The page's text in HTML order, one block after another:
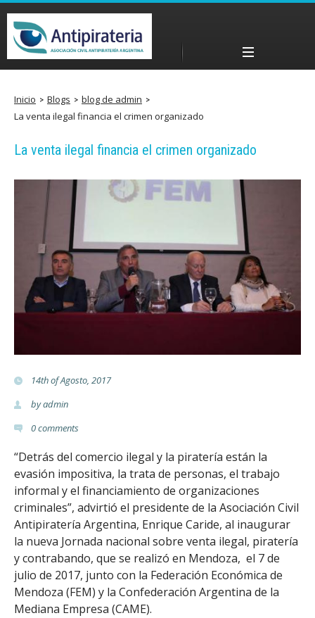
contenido
principal
Menú principal
Inicio Blogs
blog de admin
La venta ilegal financia el crimen organizado
La venta ilegal financia el crimen organizado
14th of Agosto, 2017
byadmin
0comments
“Detrás del comercio ilegal y la piratería están la
evasión impositiva, la trata de personas, el trabajo
informal y el financiamiento de organizaciones
criminales”, advirtió el presidente de la Asociación Civil
Antipiratería Argentina, Enrique Caride, al inaugurar
la nueva Jornada nacional sobre venta ilegal, piratería
y contrabando, que se realizó en Mendoza, el 7 de
julio de 2017, junto con la Federación Económica de
Mendoza (FEM) y la Confederación Argentina de la
Mediana Empresa (CAME).